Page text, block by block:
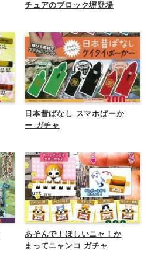
チュアのブロック塀登場
日本昔ばなし スマホぱーか
ー ガチャ
あそんで！ほしいニャ！か
まってニャンコ ガチャ